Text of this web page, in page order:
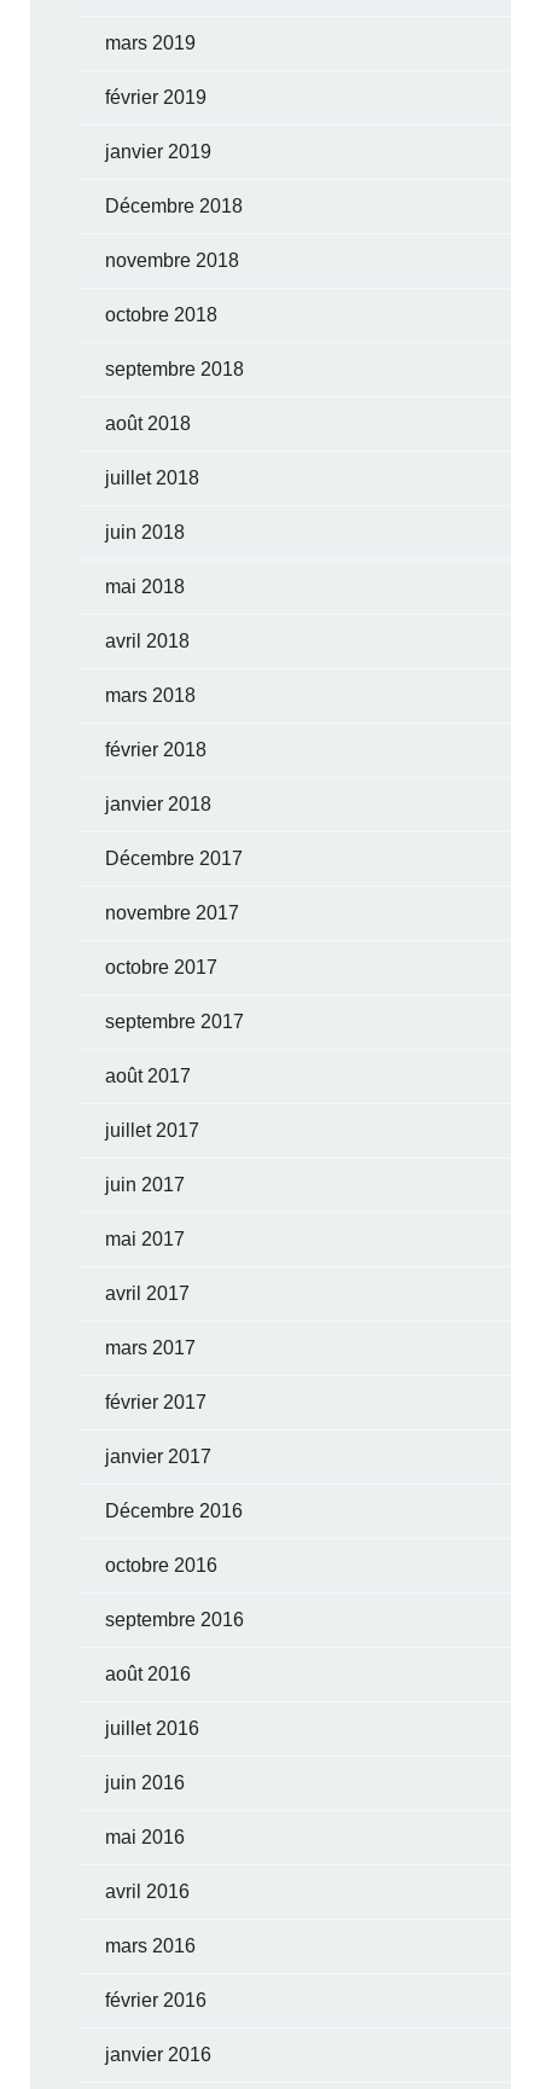
mars 2019
février 2019
janvier 2019
Décembre 2018
novembre 2018
octobre 2018
septembre 2018
août 2018
juillet 2018
juin 2018
mai 2018
avril 2018
mars 2018
février 2018
janvier 2018
Décembre 2017
novembre 2017
octobre 2017
septembre 2017
août 2017
juillet 2017
juin 2017
mai 2017
avril 2017
mars 2017
février 2017
janvier 2017
Décembre 2016
octobre 2016
septembre 2016
août 2016
juillet 2016
juin 2016
mai 2016
avril 2016
mars 2016
février 2016
janvier 2016